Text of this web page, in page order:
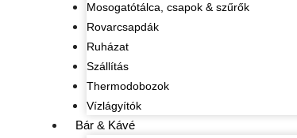
Mosogatótálca, csapok & szűrők
Rovarcsapdák
Ruházat
Szállítás
Thermodobozok
Vízlágyítók
Bár & Kávé